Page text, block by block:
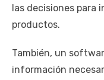
las decisiones para
productos.
También, un
información